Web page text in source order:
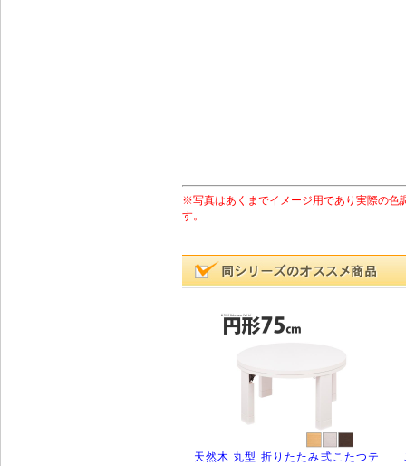
※写真はあくまでイメージ用であり実際の色
す。
天然木 丸型 折りたたみ式こたつテ